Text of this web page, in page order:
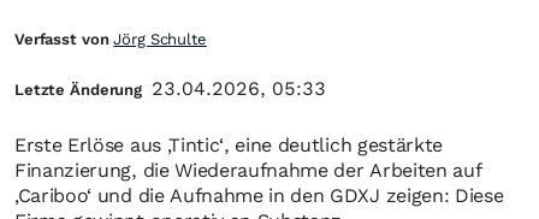
Erste Erlöse aus ‚Tintic‘, eine deutlich gestärkte
Finanzierung, die Wiederaufnahme der Arbeiten auf
‚Cariboo‘ und die Aufnahme in den GDXJ zeigen: Diese
Verfasst vonJörg Schulte
Letzte Änderung 23.04.2026, 05:33